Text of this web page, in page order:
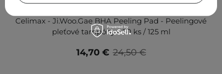
Celimax - Ji.Woo.Gae BHA Peeling Pad - Peelingové
pleťové tampóny - 60 ks / 125 ml
24,50 €
14,70 €